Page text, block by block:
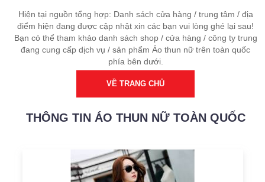
Hiện tại nguồn tổng hợp: Danh sách cửa hàng / trung tâm / địa
điểm hiện đang được cập nhật xin các bạn vui lòng ghé lại sau!
Bạn có thể tham khảo danh sách shop / cửa hàng / công ty trung
đang cung cấp dịch vụ / sản phẩm Áo thun nữ trên toàn quốc
phía bên dưới.
VỀ TRANG CHỦ
THÔNG TIN ÁO THUN NỮ TOÀN QUỐC